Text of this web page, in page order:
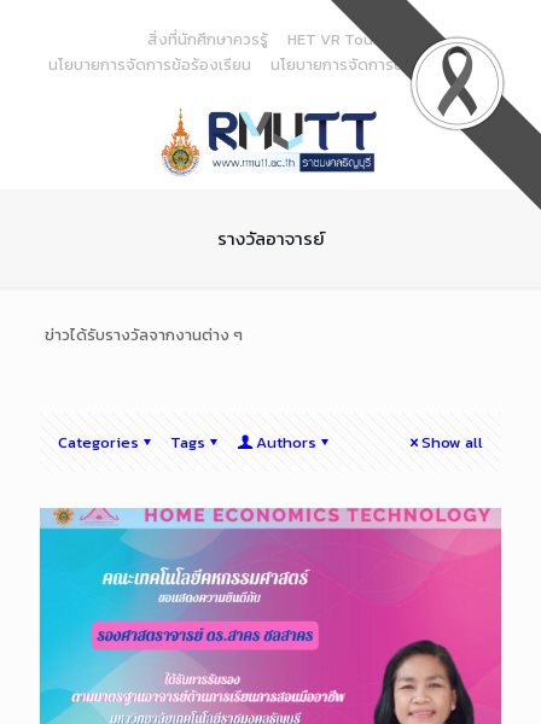
Content
สิ่งที่นักศึกษาควรรู้
HET VR Tour
นโยบายการจัดการข้อร้องเรียน
นโยบายการจัดการด้านสารสนเทศ
รางวัลอาจารย์
ข่าวได้รับรางวัลจากงานต่าง ๆ
Categories Tags Authors Show all